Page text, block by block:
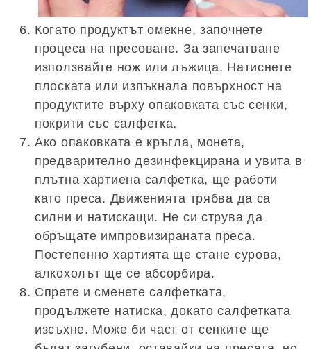
Когато продуктът омекне, започнете
процеса на пресоване. За запечатване
използвайте нож или лъжица. Натиснете
плоската или изпъкнала повърхност на
продуктите върху опаковката със сенки,
покрити със салфетка.
Ако опаковката е кръгла, монета,
предварително дезинфекцирана и увита в
плътна хартиена салфетка, ще работи
като преса. Движенията трябва да са
силни и натискащи. Не си струва да
обръщате импровизираната преса.
Постепенно хартията ще стане сурова,
алкохолът ще се абсорбира.
Спрете и сменете салфетката,
продължете натиска, докато салфетката
изсъхне. Може би част от сенките ще